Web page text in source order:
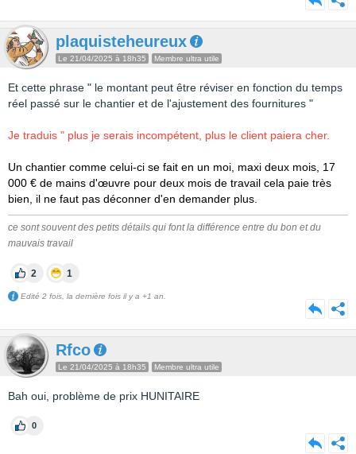
plaquisteheureux
Le 21/04/2025 à 18h35 Membre ultra utile
Et cette phrase " le montant peut être réviser en fonction du temps
réel passé sur le chantier et de l'ajustement des fournitures "
Je traduis " plus je serais incompétent, plus le client paiera cher.
Un chantier comme celui-ci se fait en un moi, maxi deux mois, 17
000 € de mains d'œuvre pour deux mois de travail cela paie très
bien, il ne faut pas déconner d'en demander plus.
ce sont souvent des petits détails qui font la différence entre du bon et du
mauvais travail
2 1
Edité 2 fois, la dernière fois il y a +1 an.
Rfco
Le 21/04/2025 à 18h35 Membre ultra utile
Bah oui, problème de prix HUNITAIRE
0